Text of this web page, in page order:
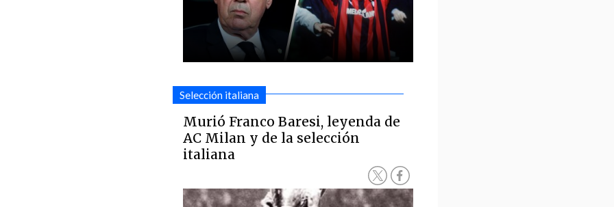
Selección italiana
Murió Franco Baresi, leyenda de
AC Milan y de la selección
italiana